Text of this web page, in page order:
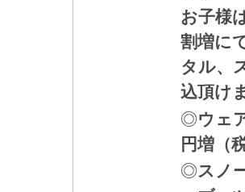
お子様
割増に
タル、
込頂け
◎ウェ
円増（
◎スノ